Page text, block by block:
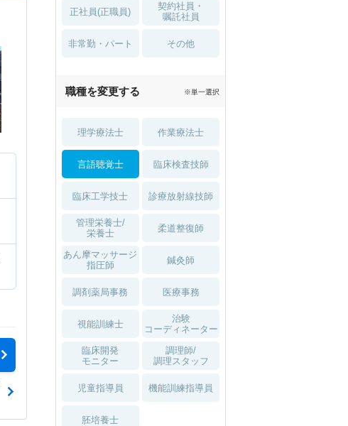
正社員(正職員)
契約社員・
嘱託社員
非常勤・パート その他
職種を変更する ※単一選択
理学療法士 作業療法士
言語聴覚士 臨床検査技師
臨床工学技士 診療放射線技師
管理栄養士/
栄養士
柔道整復師
あん摩マッサージ
指圧師
鍼灸師
調剤薬局事務 医療事務
視能訓練士
治験
コーディネーター
臨床開発
モニター
調理師/
調理スタッフ
児童指導員 機能訓練指導員
胚培養士